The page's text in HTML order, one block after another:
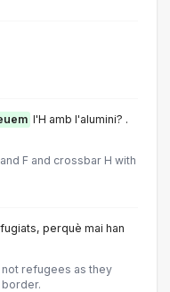
l'H amb l'alumini? .
F and crossbar H with
perquè mai han
refugees as they